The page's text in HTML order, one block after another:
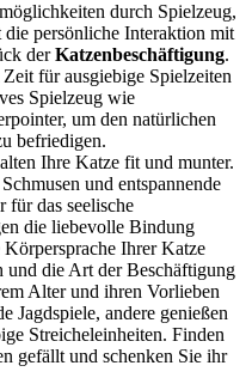
durch Spielzeug,
persönliche Interaktion mit
derKatzenbeschäftigung.
für ausgiebige Spielzeiten
Spielzeug wie
um den natürlichen
befriedigen.
Ihre Katze fit und munter.
und entspannende
für das seelische
die liebevolle Bindung
Ihrer Katze
und die Art der Beschäftigung
Alter und ihren Vorlieben
Jagdspiele, andere genießen
Streicheleinheiten. Finden
gefällt und schenken Sie ihr